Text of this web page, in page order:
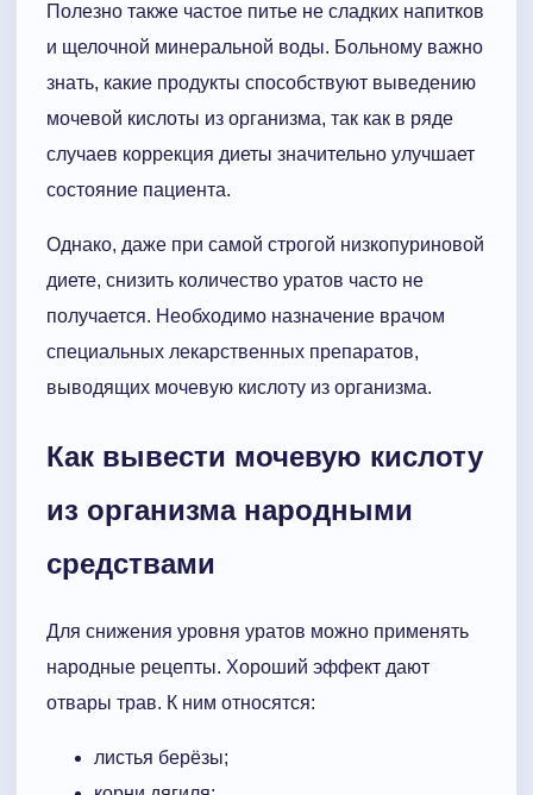
Полезно также частое питье не сладких напитков
и щелочной минеральной воды. Больному важно
знать, какие продукты способствуют выведению
мочевой кислоты из организма, так как в ряде
случаев коррекция диеты значительно улучшает
состояние пациента.
Однако, даже при самой строгой низкопуриновой
диете, снизить количество уратов часто не
получается. Необходимо назначение врачом
специальных лекарственных препаратов,
выводящих мочевую кислоту из организма.
Как вывести мочевую кислоту
из организма народными
средствами
Для снижения уровня уратов можно применять
народные рецепты. Хороший эффект дают
отвары трав. К ним относятся:
листья берёзы;